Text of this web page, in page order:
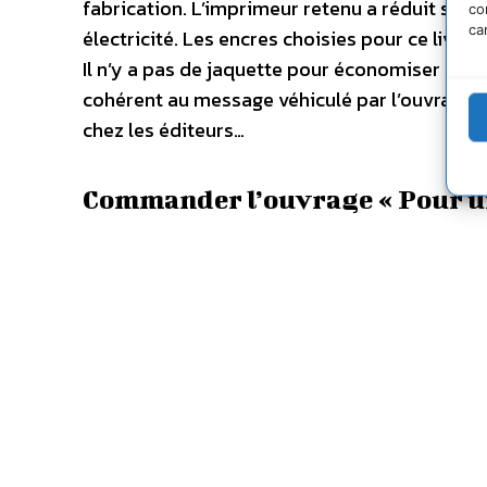
fabrication. L’imprimeur retenu a réduit son
électricité. Les encres choisies pour ce livre
Il n’y a pas de jaquette pour économiser du
cohérent au message véhiculé par
chez les éditeurs…
Commander l’ouvrage « Pour